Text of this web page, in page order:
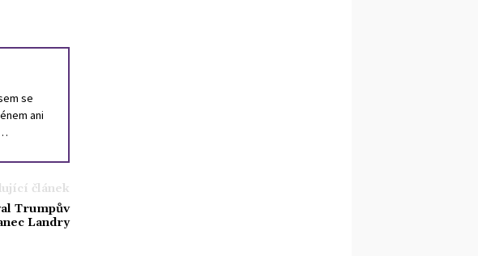
se
ani
článek
Trumpův
Landry